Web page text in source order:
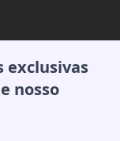
exclusivas
nosso